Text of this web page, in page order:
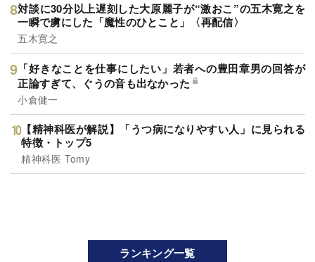
対談に30分以上遅刻した大原麗子が“激おこ”の五木寛之を
一瞬で虜にした「魔性のひとこと」〈再配信〉
五木寛之
「好きなことを仕事にしたい」若者への豊田章男の回答が
正論すぎて、ぐうの音も出なかった
小倉健一
【精神科医が解説】「うつ病になりやすい人」に見られる
特徴・トップ5
精神科医 Tomy
ランキング一覧